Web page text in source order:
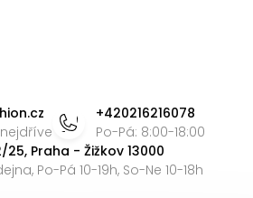
+420216216078
Po-Pá: 8:00-18:00
Praha - Žižkov 13000
Po-Pá 10-19h, So-Ne 10-18h